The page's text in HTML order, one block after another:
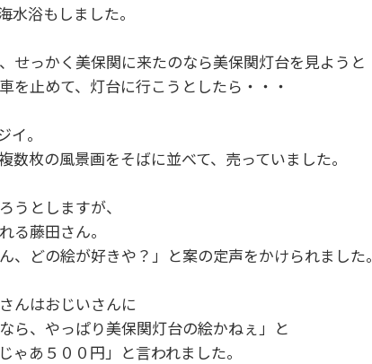
水浴もしました。
せっかく美保関に来たのなら美保関灯台を見ようと
を止めて、灯台に行こうとしたら・・・
。
数枚の風景画をそばに並べて、売っていました。
うとしますが、
る藤田さん。
、どの絵が好きや？」と案の定声をかけられました。
んはおじいさんに
ら、やっぱり美保関灯台の絵かねぇ」と
あ５００円」と言われました。